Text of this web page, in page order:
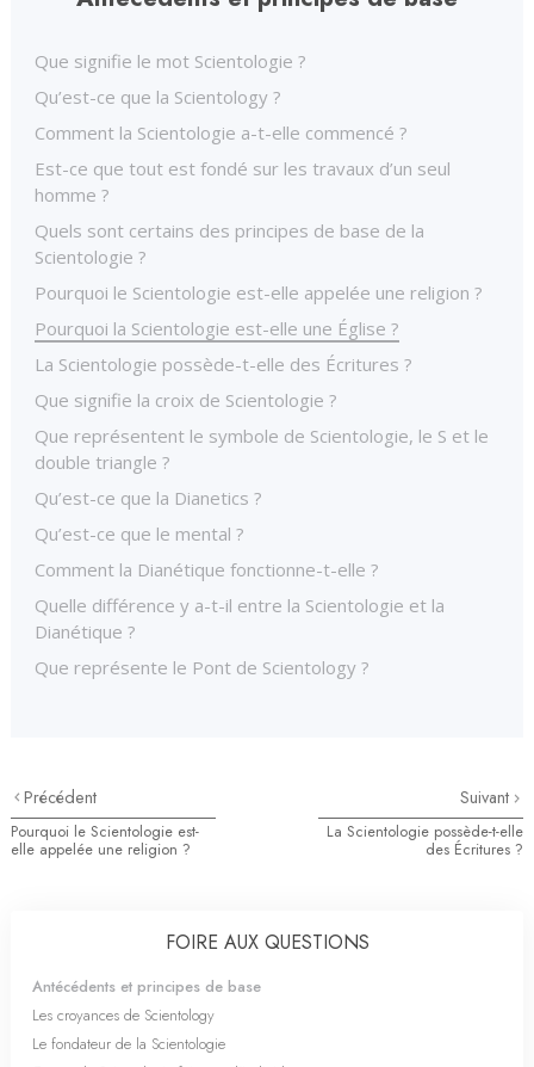
Que signifie le mot Scientologie ?
Qu’est-ce que la Scientology ?
Comment la Scientologie a-t-elle commencé ?
Est-ce que tout est fondé sur les travaux d’un seul
homme ?
Quels sont certains des principes de base de la
Scientologie ?
Pourquoi le Scientologie est-elle appelée une religion ?
Pourquoi la Scientologie est-elle une Église ?
La Scientologie possède-t-elle des Écritures ?
Que signifie la croix de Scientologie ?
Que représentent le symbole de Scientologie, le S et le
double triangle ?
Qu’est-ce que la Dianetics ?
Qu’est-ce que le mental ?
Comment la Dianétique fonctionne-t-elle ?
Quelle différence y a-t-il entre la Scientologie et la
Dianétique ?
Que représente le Pont de Scientology ?
Précédent
Pourquoi le Scientologie est-
elle appelée une religion ?
Suivant
La Scientologie possède-t-elle
des Écritures ?
FOIRE AUX QUESTIONS
Antécédents et principes de base
Les croyances de Scientology
Le fondateur de la Scientologie